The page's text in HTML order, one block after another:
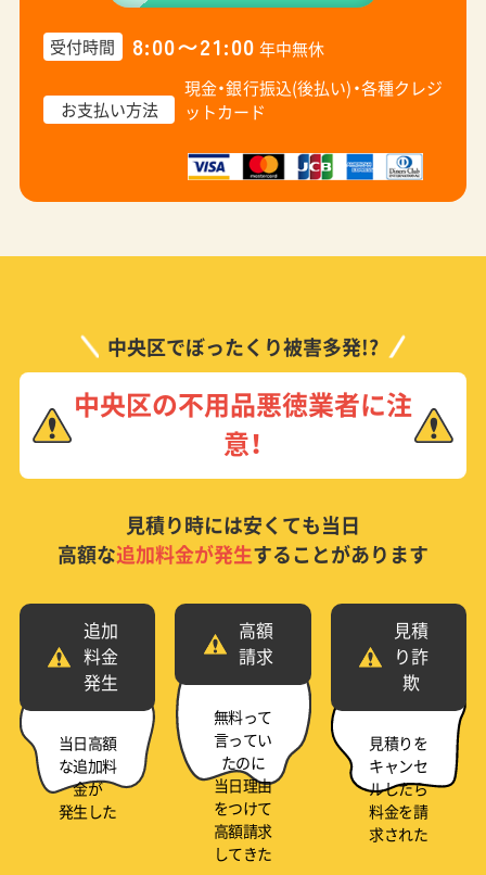
受付時間 8:00〜21:00 年中無休
お支払い方法
現金・銀行振込(後払い)・各種クレジ
ットカード
中央区でぼったくり被害多発!?
中央区の不用品悪徳業者に注
意！
見積り時には安くても当日
高額な追加料金が発生することがあります
追加
料金
発生
当日高額
な追加料
金が
発生した
高額
請求
無料って
言ってい
たのに
当日理由
をつけて
高額請求
してきた
見積
り詐
欺
見積りを
キャンセ
ルしたら
料金を請
求された